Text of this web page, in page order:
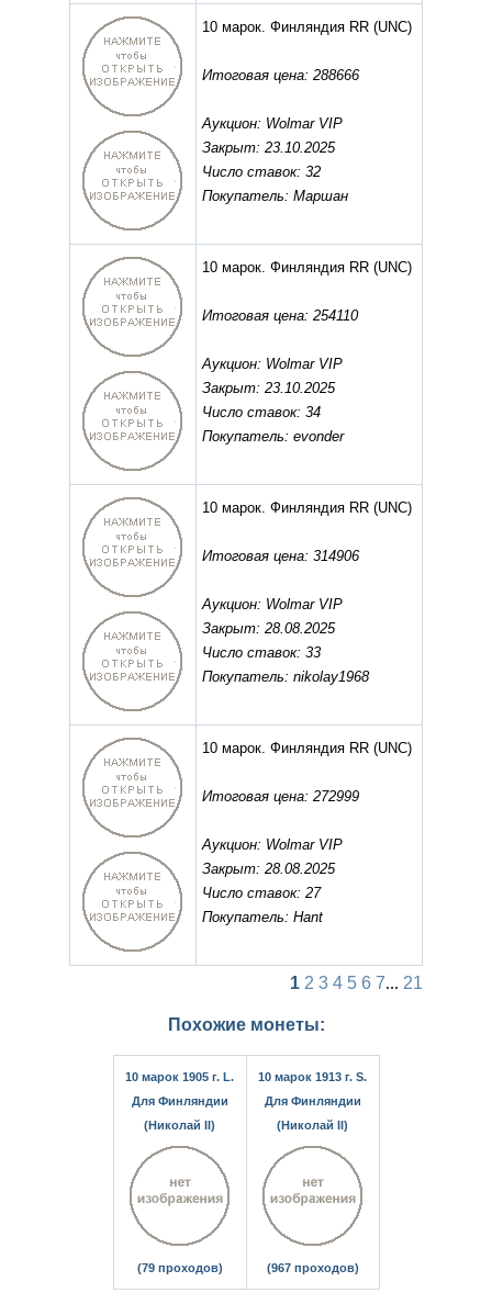
10 марок. Финляндия RR (UNC)
Итоговая цена: 288666
Аукцион: Wolmar VIP
Закрыт: 23.10.2025
Число ставок: 32
Покупатель: Маршан
10 марок. Финляндия RR (UNC)
Итоговая цена: 254110
Аукцион: Wolmar VIP
Закрыт: 23.10.2025
Число ставок: 34
Покупатель: evonder
10 марок. Финляндия RR (UNC)
Итоговая цена: 314906
Аукцион: Wolmar VIP
Закрыт: 28.08.2025
Число ставок: 33
Покупатель: nikolay1968
10 марок. Финляндия RR (UNC)
Итоговая цена: 272999
Аукцион: Wolmar VIP
Закрыт: 28.08.2025
Число ставок: 27
Покупатель: Hant
1 2 3 4 5 6 7... 21
Похожие монеты:
10 марок 1905 г. L.
Для Финляндии
(Николай II)
(79 проходов)
10 марок 1913 г. S.
Для Финляндии
(Николай II)
(967 проходов)